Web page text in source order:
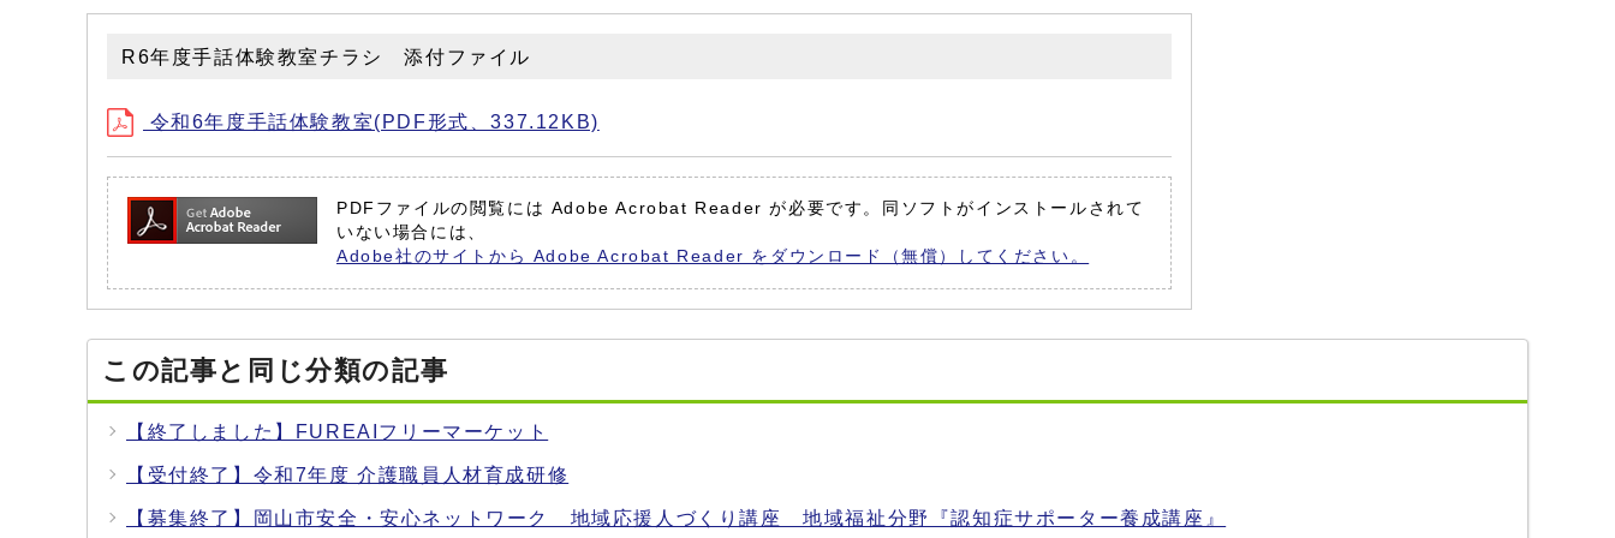
R6年度手話体験教室チラシ 添付ファイル
令和6年度手話体験教室(PDF形式、337.12KB)
PDFファイルの閲覧には Adobe Acrobat Reader が必要です。同ソフトがインストールされて
いない場合には、
Adobe社のサイトから Adobe Acrobat Reader をダウンロード（無償）してください。
この記事と同じ分類の記事
【終了しました】FUREAIフリーマーケット
【受付終了】令和7年度 介護職員人材育成研修
【募集終了】岡山市安全・安心ネットワーク 地域応援人づくり講座 地域福祉分野『認知症サポーター養成講座』